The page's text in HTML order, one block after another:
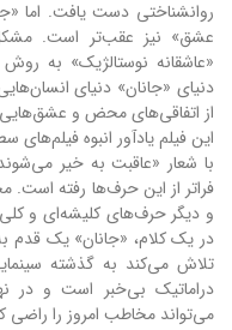
روانشناختی دست یافت. اما
عشق» نیز عقب‌تر است.
«عاشقانه نوستالژیک» به روش
دنیای «جانان» دنیای
از اتفاقی‌های محض و
این فیلم یادآور انبوه
با شعار «عاقبت به خیر
فراتر از این حرف‌ها رفته
و دیگر حرف‌های کلیشه‌ای و
در یک کلام، «جانان» یک
تلاش می‌کند به گذشته
دراماتیک بی‌خبر است و در
می‌تواند مخاطب امروز را راضی